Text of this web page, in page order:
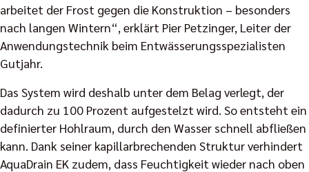
arbeitet der Frost gegen die Konstruktion – besonders
nach langen Wintern“, erklärt Pier Petzinger, Leiter der
Anwendungstechnik beim Entwässerungsspezialisten
Gutjahr.
Das System wird deshalb unter dem Belag verlegt, der
dadurch zu 100 Prozent aufgestelzt wird. So entsteht ein
definierter Hohlraum, durch den Wasser schnell abfließen
kann. Dank seiner kapillarbrechenden Struktur verhindert
AquaDrain EK zudem, dass Feuchtigkeit wieder nach oben